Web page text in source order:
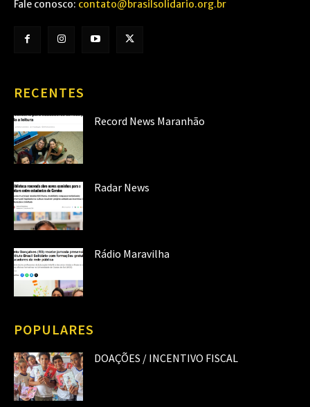
Fale conosco: contato@brasilsolidario.org.br
RECENTES
Record News Maranhão
Radar News
Rádio Maravilha
POPULARES
DOAÇÕES / INCENTIVO FISCAL